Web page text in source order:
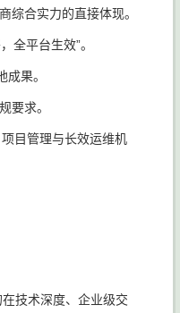
综合实力的直接体现。
全平台生效”。
果。
要求。
目管理与长效运维机
技术深度、企业级交